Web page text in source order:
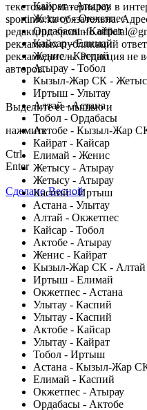
Кайрат - Атырау
Жетысу - Окжетпес
Ордабасы - Кайрат
Кайсар - Елимай
Женис - Каспий
Атырау - Тобол
Кызыл-Жар СК -
Иртыш - Улытау
Алтай - Астана
Тобол - Ордабасы
Актобе - Кызыл-Жар
Кайрат - Кайсар
Елимай - Женис
Жетысу - Атырау
Жетысу - Атырау
Каспий - Иртыш
Астана - Улытау
Алтай - Окжетпес
Кайсар - Тобол
Актобе - Атырау
Женис - Кайрат
Кызыл-Жар СК - Алтай
Иртыш - Елимай
Окжетпес - Астана
Улытау - Каспий
Улытау - Каспий
Актобе - Кайсар
Улытау - Кайрат
Тобол - Иртыш
Астана - Кызыл-Жар
Елимай - Каспий
Окжетпес - Атырау
Ордабасы - Актобе
текстовых материалов в
sportinfo.kz обязательна.
редакции:
рекламных публикаций
рекламодатель. Редакция не
авторов.
Заметили ошибку в тексте?
Выделите ее мышью и
нажмите
Ctrl
Enter
Сделано Весной